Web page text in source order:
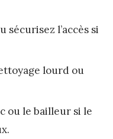
sécurisez l’accès si
lourd ou
ou le bailleur si le